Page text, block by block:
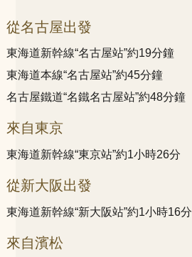
從名古屋出發
東海道新幹線“名古屋站”約19分鐘
東海道本線“名古屋站”約45分鐘
名古屋鐵道“名鐵名古屋站”約48分鐘
來自東京
東海道新幹線“東京站”約1小時26分
從新大阪出發
東海道新幹線“新大阪站”約1小時16分
來自濱松